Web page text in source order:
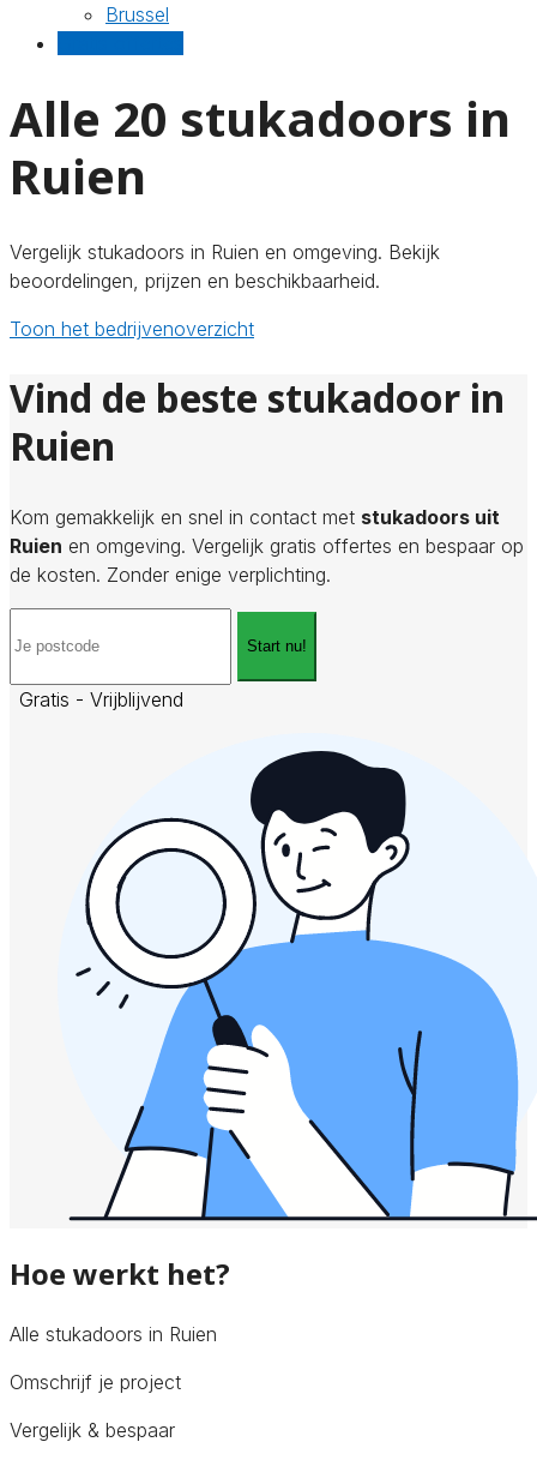
Brussel
Alle 20 stukadoors in
Ruien
Vergelijk stukadoors in Ruien en omgeving. Bekijk
beoordelingen, prijzen en beschikbaarheid.
Toon het bedrijvenoverzicht
Vind de beste stukadoor in
Ruien
Kom gemakkelijk en snel in contact met stukadoors uit
Ruien en omgeving. Vergelijk gratis offertes en bespaar op
de kosten. Zonder enige verplichting.
Start nu!
Gratis - Vrijblijvend
Hoe werkt het?
Alle stukadoors in Ruien
Omschrijf je project
Vergelijk & bespaar